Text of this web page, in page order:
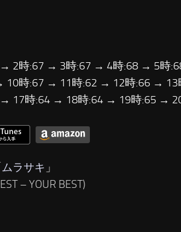
2時:67 → 3時:67 → 4時:68 → 5時
10時:67 → 11時:62 → 12時:66 →
17時:64 → 18時:64 → 19時:65 →
ムラサキ 」
– YOUR BEST)